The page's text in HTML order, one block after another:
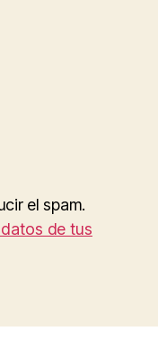
el spam.
de tus